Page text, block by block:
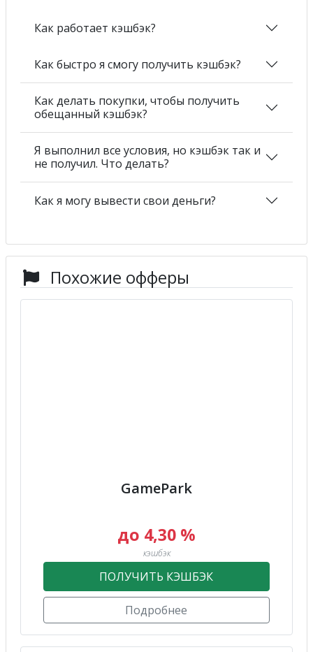
Как работает кэшбэк?
Как быстро я смогу получить кэшбэк?
Как делать покупки, чтобы получить
обещанный кэшбэк?
Я выполнил все условия, но кэшбэк так и
не получил. Что делать?
Как я могу вывести свои деньги?
Похожие офферы
GamePark
до 4,30 %
кэшбэк
ПОЛУЧИТЬ КЭШБЭК
Подробнее